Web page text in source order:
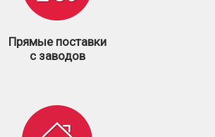
Прямые поставки
с заводов